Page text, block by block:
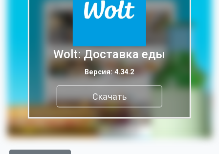
Wolt: Доставка еды
Версия: 4.34.2
Скачать